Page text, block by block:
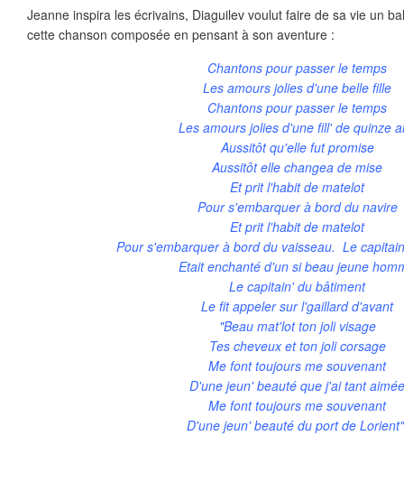
Jeanne inspira les écrivains, Diaguilev voulut faire de sa vie un
cette chanson composée en pensant à son aventure :
Chantons pour passer le temps
Les amours jolies d'une belle fille
Chantons pour passer le temps
Les amours jolies d'une fill' de quinze
Aussitôt qu'elle fut promise
Aussitôt elle changea de mise
Et prit l'habit de matelot
Pour s'embarquer à bord du navire
Et prit l'habit de matelot
Pour s'embarquer à bord du vaisseau. Le
Etait enchanté d'un si beau jeune
Le capitain' du bâtiment
Le fit appeler sur l'gaillard d'avant
"Beau mat'lot ton joli visage
Tes cheveux et ton joli corsage
Me font toujours me souvenant
D'une jeun' beauté que j'ai tant
Me font toujours me souvenant
D'une jeun' beauté du port de